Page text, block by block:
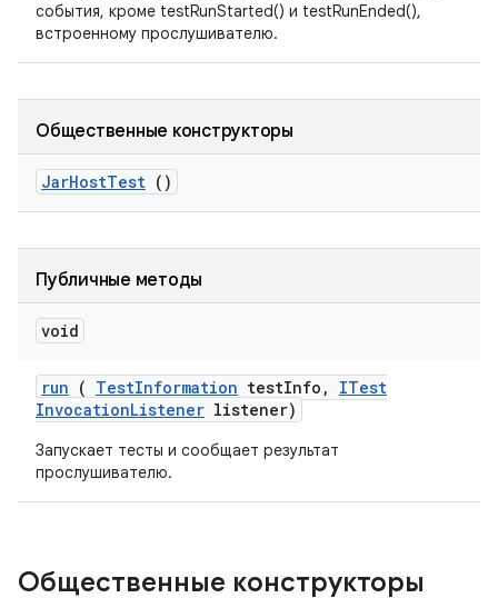
события, кроме testRunStarted() и testRunEnded(),
встроенному прослушивателю.
Общественные конструкторы
JarHostTest ()
Публичные методы
void
run ( TestInformation testInfo ,
ITest
InvocationListener listener)
Запускает тесты и сообщает результат
прослушивателю.
Общественные конструкторы